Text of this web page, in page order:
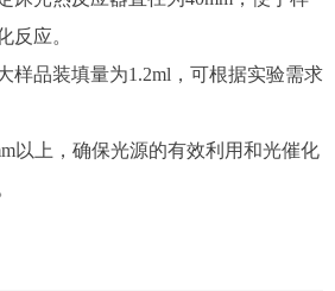
反应。
样品装填量为1.2ml，可根据实验需求
以上，确保光源的有效利用和光催化